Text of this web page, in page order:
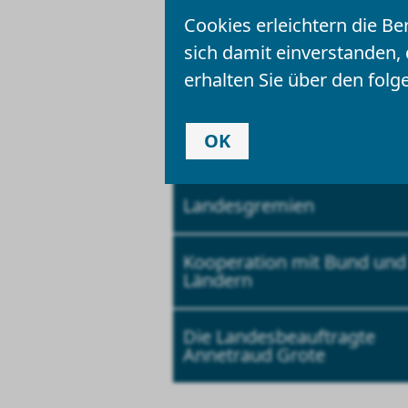
Cookies erleichtern die
sich damit
erhalten Sie über den
OK
Vorlesen
Team und Kontakt
Aufgaben
Landesgremien
Kooperation mit Bund und
Ländern
Die Landesbeauftragte
Annetraud Grote